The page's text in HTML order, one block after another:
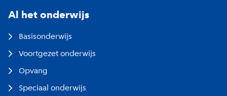
Al het onderwijs
Basisonderwijs
Voortgezet onderwijs
Opvang
Speciaal onderwijs